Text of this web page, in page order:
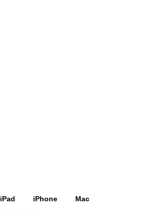
iPad iPhone Mac